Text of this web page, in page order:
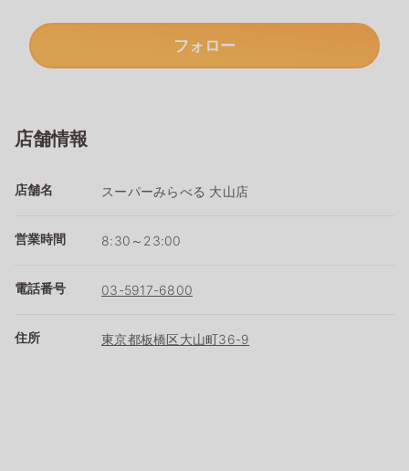
フォロー
店舗情報
店舗名 スーパーみらべる 大山店
営業時間 8:30～23:00
電話番号 03-5917-6800
住所 東京都板橋区大山町36-9